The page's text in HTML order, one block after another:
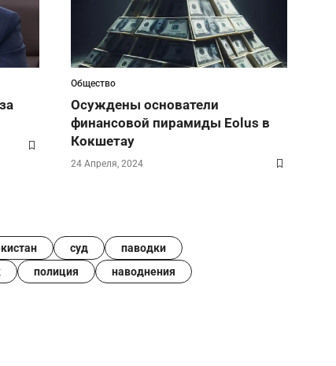
Общество
Осуждены основатели
финансовой пирамиды Eolus в
Кокшетау
24 Апреля, 2024
суд
паводки
полиция
наводнения